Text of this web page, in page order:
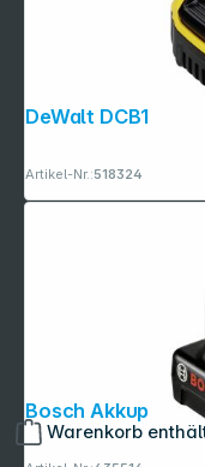
Warenkorb
Artikel-Nr.:518324
Bosch Akkupack